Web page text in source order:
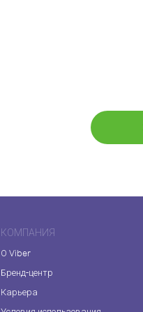
КОМПАНИЯ
О Viber
Бренд-центр
Карьера